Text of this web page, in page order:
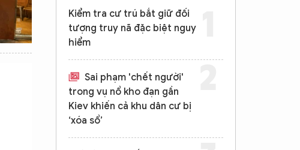
Kiểm tra cư trú bắt giữ đối
tượng truy nã đặc biệt nguy
hiểm
Sai phạm 'chết người'
trong vụ nổ kho đạn gần
Kiev khiến cả khu dân cư bị
‘xóa sổ’